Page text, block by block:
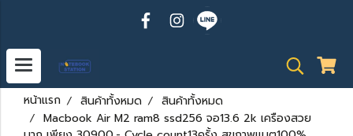
หน้าแรก สินค้าทั้งหมด
สินค้าทั้งหมด
Macbook Air M2 ram8 ssd256 จอ13.6 2k เครืองสวย